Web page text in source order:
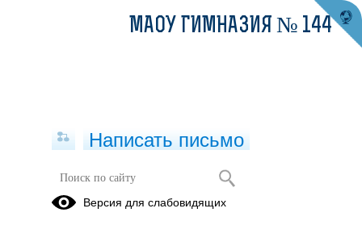
О работе Конфликтной комиссии
МАОУ ГИМНАЗИЯ № 144
Написать письмо
Версия для слабовидящих